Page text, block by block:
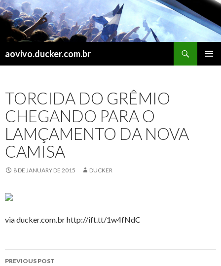
aovivo.ducker.com.br
TORCIDA DO GRÊMIO
CHEGANDO PARA O
LAMÇAMENTO DA NOVA
CAMISA
8 DE JANUARY DE 2015 DUCKER
via ducker.com.br http://ift.tt/1w4fNdC
Post
PREVIOUS POST